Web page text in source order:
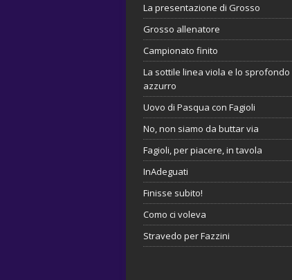
La presentazione di Grosso
Grosso allenatore
Campionato finito
La sottile linea viola e lo sprofondo
azzurro
Uovo di Pasqua con Fagioli
No, non siamo da buttar via
Fagioli, per piacere, in tavola
InAdeguati
Finisse subito!
Como ci voleva
Stravedo per Fazzini